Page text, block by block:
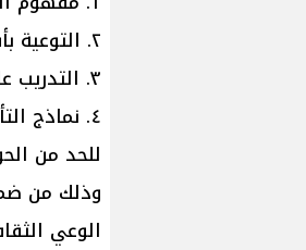
٢. التوعية بأسباب الحوادث المتكررة وكيفية تجنب تكرار مثل هذه الحوادث.
٣. التدريب على كيفية تحرير أوامر الشغل الرقميه والورقية.
٤. نماذج
للحد من
وذلك من
الوعي